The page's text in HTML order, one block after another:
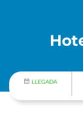
LLEGADA